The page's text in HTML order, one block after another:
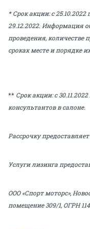
* Срок акции: с
29.12.2022. Информация
проведения, количестве
сроках месте и порядке
** Срок акции: с
консультантов в салоне.
Рассрочку
Услуги лизинга
ООО «Спорт моторс»,
помещение 309/1, ОГРН